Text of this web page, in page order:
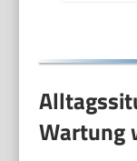
Wartung